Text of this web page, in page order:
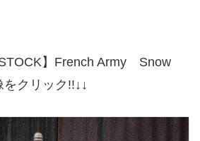
】French Army Snow
クリック!!↓↓